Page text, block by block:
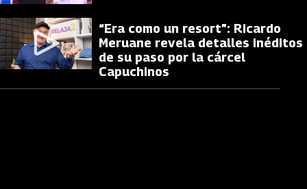
“Era como un resort”: Ricardo
Meruane revela detalles inéditos
de su paso por la cárcel
Capuchinos